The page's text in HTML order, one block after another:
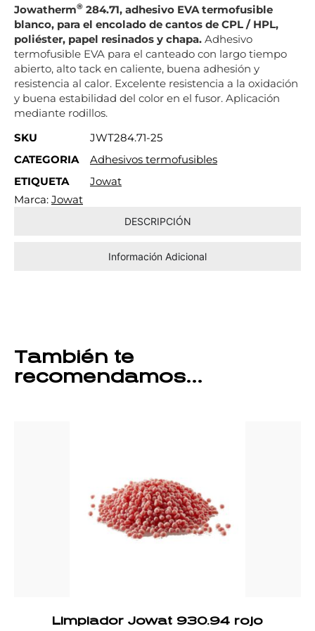
Jowatherm® 284.71, adhesivo EVA termofusible
blanco, para el encolado de cantos de CPL / HPL,
poliéster, papel resinados y chapa. Adhesivo
termofusible EVA para el canteado con largo tiempo
abierto, alto tack en caliente, buena adhesión y
resistencia al calor. Excelente resistencia a la oxidación
y buena estabilidad del color en el fusor. Aplicación
mediante rodillos.
SKU
JWT284.71-25
CATEGORIA
Adhesivos termofusibles
ETIQUETA
Jowat
Marca: Jowat
DESCRIPCIÓN
Información Adicional
También te
recomendamos…
Limpiador Jowat 930.94 rojo